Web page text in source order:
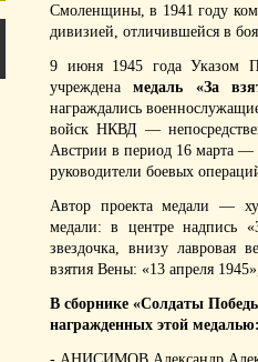
Смоленщины, в 1941 году
дивизией, отличившейся в
9 июня 1945 года Указом
учрежденамедаль «За
награждались
войск НКВД —
Австрии в период 16 марта —
руководители боевых
Автор проекта медали —
медали: в центре надпись
звездочка, внизу лавровая
взятия Вены: «13 апреля
В сборнике «Солдаты
награжденных этой